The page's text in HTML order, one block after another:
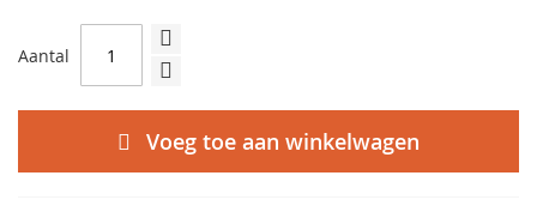
Aantal
Voeg toe aan winkelwagen